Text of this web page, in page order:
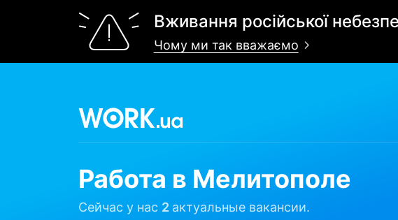
Вживання російської
Чому ми так вважаємо
Работа в Мелитополе
Сейчас у нас 2 актуальные вакансии.